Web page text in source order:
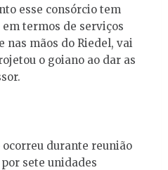
esse consórcio tem
termos de serviços
nas mãos do Riedel, vai
o goiano ao dar as
durante reunião
sete unidades